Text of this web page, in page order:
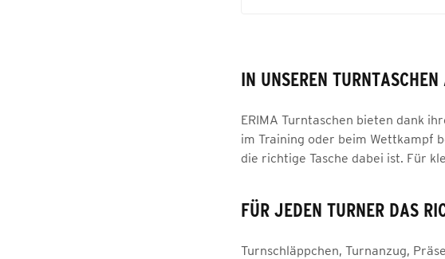
IN UNSEREN
ERIMA Turntaschen bieten dank
im Training oder beim Wettkampf
die richtige Tasche dabei ist. Für
FÜR JEDEN TURNER DAS
Turnschläppchen, Turnanzug,